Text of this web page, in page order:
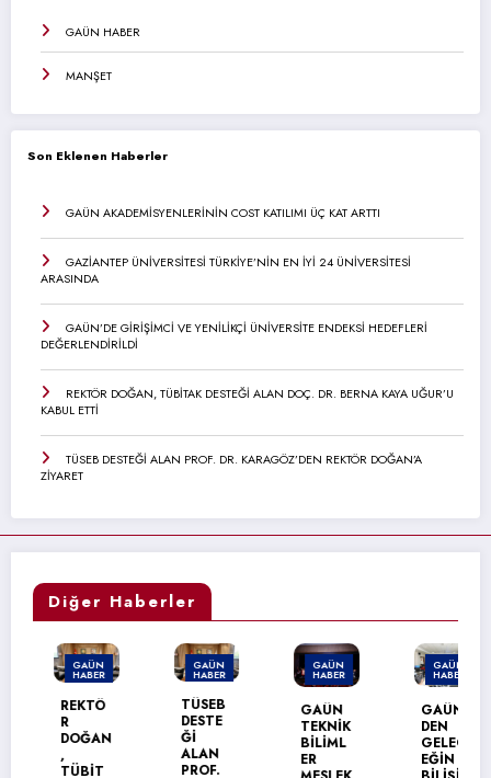
GAÜN HABER
MANŞET
Son Eklenen Haberler
GAÜN AKADEMİSYENLERİNİN COST KATILIMI ÜÇ KAT ARTTI
GAZİANTEP ÜNİVERSİTESİ TÜRKİYE’NİN EN İYİ 24 ÜNİVERSİTESİ
ARASINDA
GAÜN’DE GİRİŞİMCİ VE YENİLİKÇİ ÜNİVERSİTE ENDEKSİ HEDEFLERİ
DEĞERLENDİRİLDİ
REKTÖR DOĞAN, TÜBİTAK DESTEĞİ ALAN DOÇ. DR. BERNA KAYA UĞUR’U
KABUL ETTİ
TÜSEB DESTEĞİ ALAN PROF. DR. KARAGÖZ’DEN REKTÖR DOĞAN’A
ZİYARET
Diğer Haberler
GAÜN
HABER
REKTÖ
DOĞAN
TÜBİT
GAÜN
HABER
TÜSEB
DESTE
ALAN
PROF.
GAÜN
HABER
GAÜN
TEKNİK
BİLİML
GAÜN
HABER
GAÜN’
DEN
GELEC
EĞİN